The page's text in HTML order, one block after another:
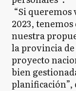
“Si
2023,
nuestra
la provincia
proyecto
bien